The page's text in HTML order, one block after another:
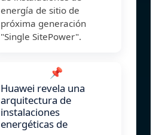
energía de sitio de
próxima generación
"Single SitePower".
📌
Huawei revela una
arquitectura de
instalaciones
energéticas de